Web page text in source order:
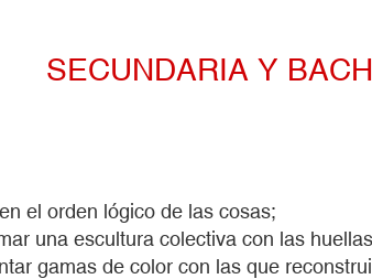
SECUNDARIA Y
el orden lógico de las cosas;
una escultura colectiva con las
gamas de color con las que